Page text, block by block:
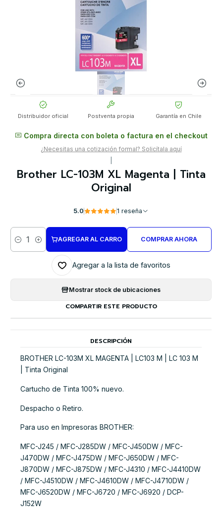
Distribuidor oficial Postventa propia Garantía en Chile
Compra directa con boleta o factura en el checkout
¿Necesitas una cotización formal? Solicítala aquí
Brother LC-103M XL Magenta | Tinta
Original
5.0 1 reseña
Cantidad
AGREGAR AL CARRO COMPRAR AHORA
Agregar a la lista de favoritos
Mostrar stock de ubicaciones
COMPARTIR ESTE PRODUCTO
DESCRIPCIÓN
BROTHER LC-103M XL MAGENTA | LC103 M | LC 103 M
| Tinta Original
Cartucho de Tinta 100% nuevo.
Despacho o Retiro.
Para uso en Impresoras BROTHER:
MFC-J245 / MFC-J285DW / MFC-J450DW / MFC-
J470DW / MFC-J475DW / MFC-J650DW / MFC-
J870DW / MFC-J875DW / MFC-J4310 / MFC-J4410DW
/ MFC-J4510DW / MFC-J4610DW / MFC-J4710DW /
MFC-J6520DW / MFC-J6720 / MFC-J6920 / DCP-
J152W